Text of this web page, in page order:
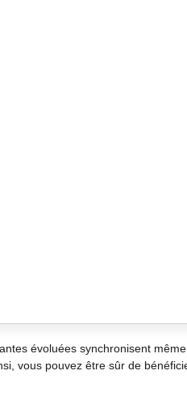
évoluées synchronisent
vous pouvez être sûr de